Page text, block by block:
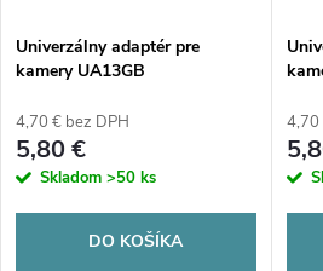
Univerzálny adaptér pre
kamery UA13GB
4,70 € bez DPH
5,80 €
Skladom >50 ks
DO KOŠÍKA
4,70